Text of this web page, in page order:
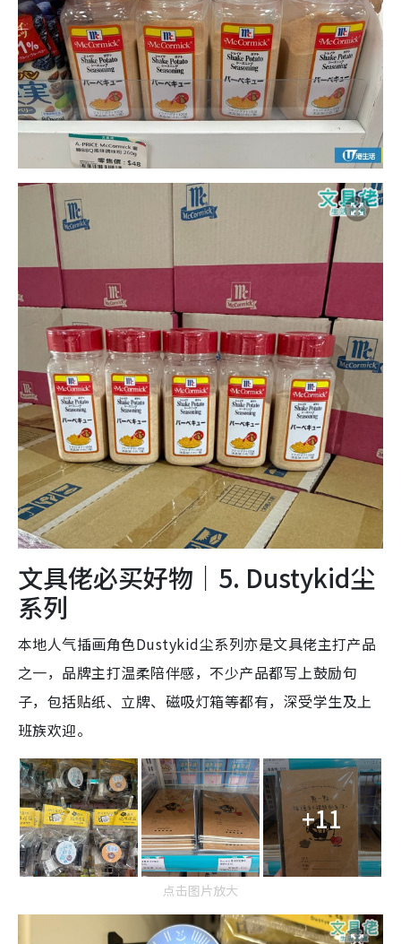
文具佬必买好物｜5. Dustykid尘
系列
本地人气插画角色Dustykid尘系列亦是文具佬主打产品
之一，品牌主打温柔陪伴感，不少产品都写上鼓励句
子，包括贴纸、立牌、磁吸灯箱等都有，深受学生及上
班族欢迎。
+11
点击图片放大